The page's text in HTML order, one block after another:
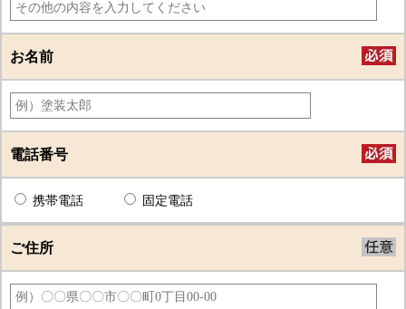
お名前
電話番号
携帯電話 固定電話
ご住所